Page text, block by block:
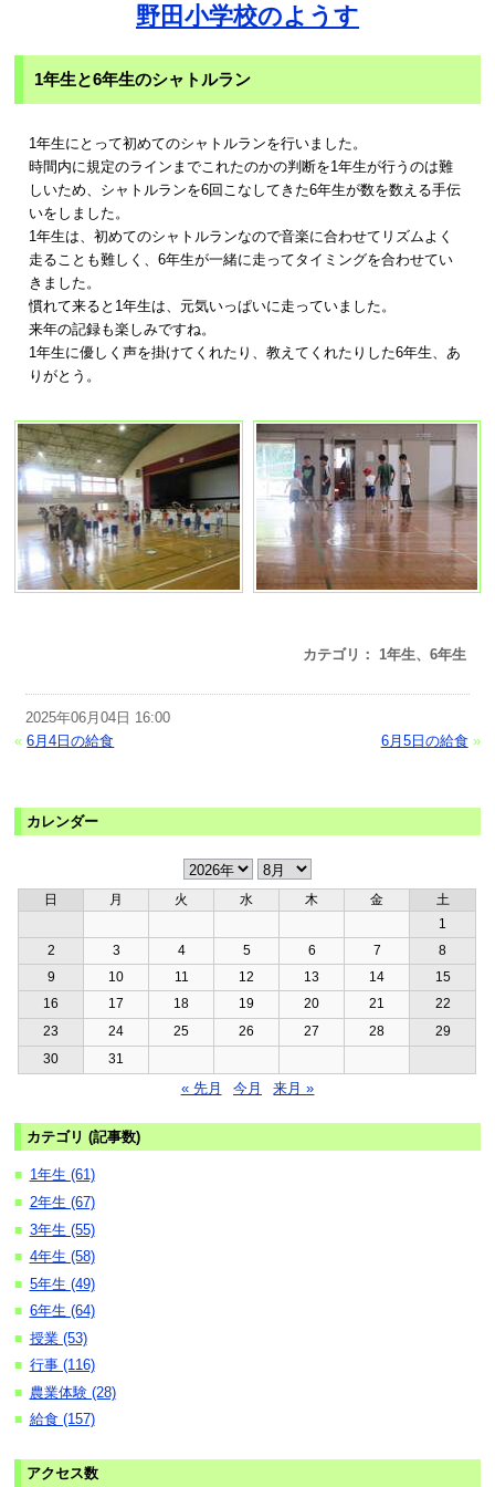
野田小学校のようす
1年生と6年生のシャトルラン
カテゴリ： 1年生、6年生
1年生にとって初めてのシャトルランを行いました。
時間内に規定のラインまでこれたのかの判断を1年生が行うのは難
しいため、シャトルランを6回こなしてきた6年生が数を数える手伝
いをしました。
1年生は、初めてのシャトルランなので音楽に合わせてリズムよく
走ることも難しく、6年生が一緒に走ってタイミングを合わせてい
きました。
慣れて来ると1年生は、元気いっぱいに走っていました。
来年の記録も楽しみですね。
1年生に優しく声を掛けてくれたり、教えてくれたりした6年生、あ
りがとう。
2025年06月04日 16:00
« 6月4日の給食 6月5日の給食 »
カレンダー
日 月 火 水 木 金
土
1
2
3 4 5 6 7
8
9
10 11 12 13 14
15
16
17 18 19 20 21
22
23
24 25 26 27 28
29
30
31
« 先月 今月 来月 »
カテゴリ (記事数)
■ 1年生 (61)
■ 2年生 (67)
■ 3年生 (55)
■ 4年生 (58)
■ 5年生 (49)
■ 6年生 (64)
■ 授業 (53)
■ 行事 (116)
■ 農業体験 (28)
■ 給食 (157)
アクセス数